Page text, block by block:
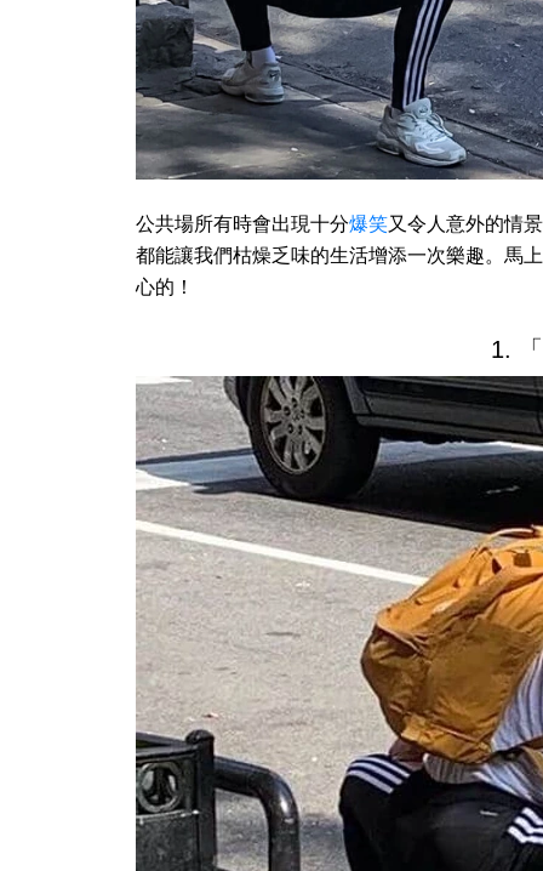
公共場所有時會出現十分爆笑又令人意外的情
都能讓我們枯燥乏味的生活增添一次樂趣。馬
心的！
1.